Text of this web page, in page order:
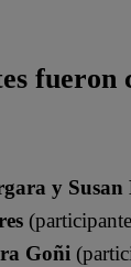
y Susan
Goñi